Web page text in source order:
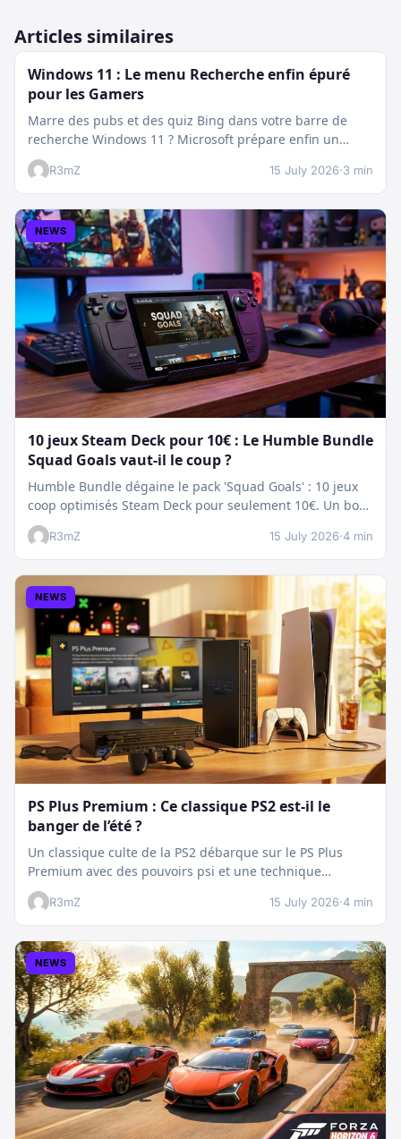
Articles similaires
Windows 11 : Le menu Recherche enfin épuré
pour les Gamers
Marre des pubs et des quiz Bing dans votre barre de
recherche Windows 11 ? Microsoft prépare enfin un
nettoyage…
R3mZ 15 July 2026·3 min
NEWS
10 jeux Steam Deck pour 10€ : Le Humble Bundle
Squad Goals vaut-il le coup ?
Humble Bundle dégaine le pack 'Squad Goals' : 10 jeux
coop optimisés Steam Deck pour seulement 10€. Un bon
plan…
R3mZ 15 July 2026·4 min
NEWS
PS Plus Premium : Ce classique PS2 est-il le
banger de l’été ?
Un classique culte de la PS2 débarque sur le PS Plus
Premium avec des pouvoirs psi et une technique
boostée.…
R3mZ 15 July 2026·4 min
NEWS